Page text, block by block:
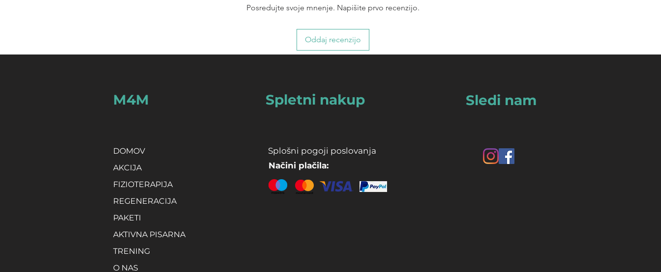
Posredujte svoje mnenje. Napišite prvo recenzijo.
Oddaj recenzijo
M4M Spletni nakup
DOMOV
AKCIJA
FIZIOTERAPIJA
REGENERACIJA
PAKETI
AKTIVNA PISARNA
TRENING
O NAS
Splošni pogoji poslovanja
Načini plačila:
Sledi nam